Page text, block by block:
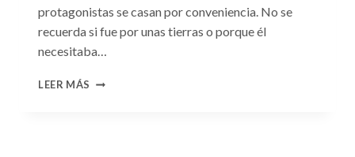
protagonistas se casan por conveniencia. No se
recuerda si fue por unas tierras o porque él
necesitaba…
LEER MÁS CONSULTA